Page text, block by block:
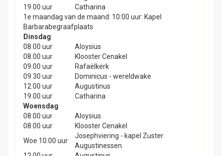
19.00 uur
Catharina
1e maandag van de maand: 10:00 uur: Kapel
Barbarabegraafplaats
Dinsdag
08.00 uur
Aloysius
08.00 uur
Klooster Cenakel
09.00 uur
Rafaëlkerk
09.30 uur
Dominicus - wereldwake
12.00 uur
Augustinus
19.00 uur
Catharina
Woensdag
08.00 uur
Aloysius
08.00 uur
Klooster Cenakel
Woe 10.00 uur
Josephviering - kapel Zuster
Augustinessen